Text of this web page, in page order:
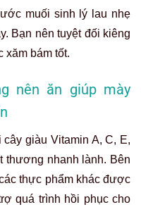
muối sinh lý lau nhẹ
Bạn nên tuyệt đối kiêng
xăm bám tốt.
nên ăn giúp mày
giàu Vitamin A, C, E,
thương nhanh lành. Bên
thực phẩm khác được
quá trình hồi phục cho